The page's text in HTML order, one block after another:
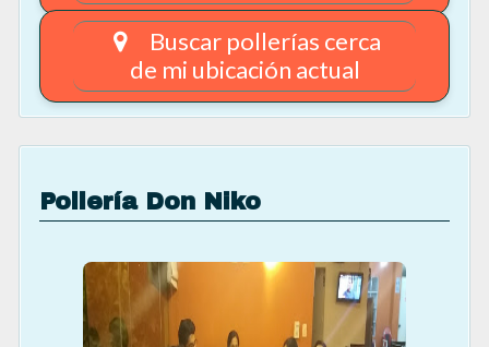
Se recomienda contactar con el proveedor para
Buscar pollerías cerca
de mi ubicación actual
Pollería Don Niko